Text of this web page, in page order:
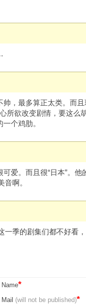
帅，最多算正太类。而
所欲改变剧情，要这么
个鸡肋。
爱。而且很“日本”。
啊。
一季的剧集们都不好看
Name*
Mail (will not be published)*